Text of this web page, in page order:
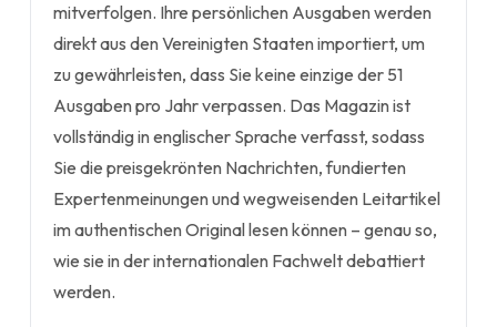
mitverfolgen. Ihre persönlichen Ausgaben werden
direkt aus den Vereinigten Staaten importiert, um
zu gewährleisten, dass Sie keine einzige der 51
Ausgaben pro Jahr verpassen. Das Magazin ist
vollständig in englischer Sprache verfasst, sodass
Sie die preisgekrönten Nachrichten, fundierten
Expertenmeinungen und wegweisenden Leitartikel
im authentischen Original lesen können – genau so,
wie sie in der internationalen Fachwelt debattiert
werden.